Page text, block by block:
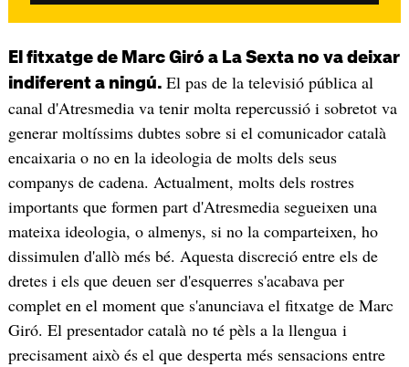
El fitxatge de Marc Giró a La Sexta no va deixar
indiferent a ningú. El pas de la televisió pública al
canal d'Atresmedia va tenir molta repercussió i sobretot va
generar moltíssims dubtes sobre si el comunicador català
encaixaria o no en la ideologia de molts dels seus
companys de cadena. Actualment, molts dels rostres
importants que formen part d'Atresmedia segueixen una
mateixa ideologia, o almenys, si no la comparteixen, ho
dissimulen d'allò més bé. Aquesta discreció entre els de
dretes i els que deuen ser d'esquerres s'acabava per
complet en el moment que s'anunciava el fitxatge de Marc
Giró. El presentador català no té pèls a la llengua i
precisament això és el que desperta més sensacions entre